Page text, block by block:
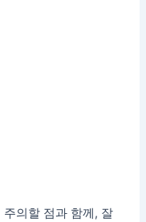
의할 점과 함께, 잘